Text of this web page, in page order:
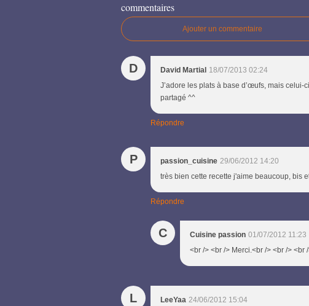
commentaires
Ajouter un commentaire
D David Martial 18/07/2013 02:24
J’adore les plats à base d’œufs, mais
partagé ^^
Répondre
P passion_cuisine 29/06/2012 14:20
très bien cette recette j'aime beaucoup, bis
Répondre
C Cuisine passion 01/07/2012 11:23
<br /> <br /> Merci.<br /> <br /> <br
L LeeYaa 24/06/2012 15:04